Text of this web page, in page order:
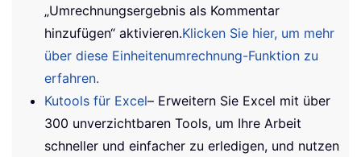
„Umrechnungsergebnis als Kommentar
hinzufügen“ aktivieren.Klicken Sie hier, um mehr
über diese Einheitenumrechnung-Funktion zu
erfahren.
Kutools für Excel– Erweitern Sie Excel mit über
300 unverzichtbaren Tools, um Ihre Arbeit
schneller und einfacher zu erledigen, und nutzen